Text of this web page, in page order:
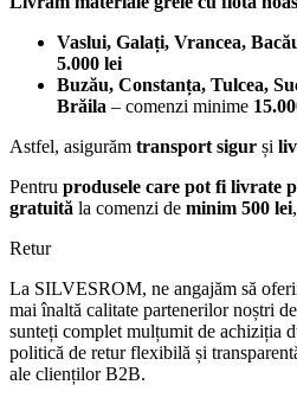
Vaslui, Galați, Vrancea,
5.000 lei
Buzău, Constanța, Tulcea,
Brăila – comenzi minime
Astfel, asigurăm transport sigur și
Pentru produsele care pot fi livrate
gratuită la comenzi de minim 500 lei
Retur
La SILVESROM, ne angajăm să
mai înaltă calitate partenerilor noștri
sunteți complet mulțumit de achiziția
politică de retur flexibilă și
ale clienților B2B.